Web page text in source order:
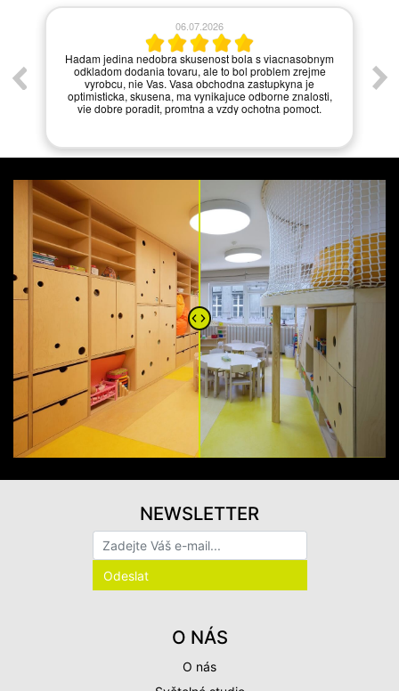
06.07.2026
Hadam jedina nedobra skusenost bola s viacnasobnym
odkladom dodania tovaru, ale to bol problem zrejme
vyrobcu, nie Vas. Vasa obchodna zastupkyna je
optimisticka, skusena, ma vynikajuce odborne znalosti,
vie dobre poradit, promtna a vzdy ochotna pomoct.
O NÁS
O nás
NEWSLETTER